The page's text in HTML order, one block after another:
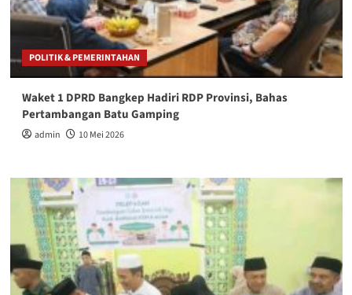
POLITIK & PEMERINTAHAN
Waket 1 DPRD Bangkep Hadiri RDP Provinsi, Bahas
Pertambangan Batu Gamping
admin 10 Mei 2026